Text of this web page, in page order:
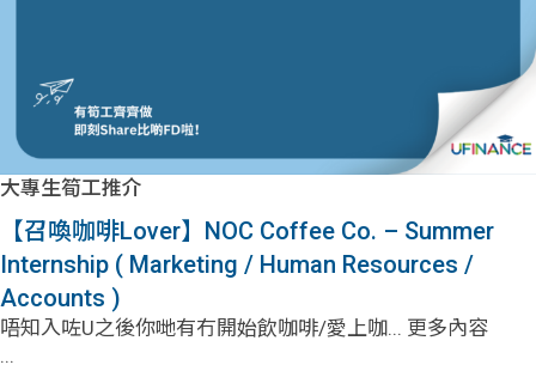
大專生筍工推介
【召喚咖啡Lover】NOC Coffee Co. – Summer
Internship ( Marketing / Human Resources /
Accounts )
唔知入咗U之後你哋有冇開始飲咖啡/愛上咖... 更多內容
...